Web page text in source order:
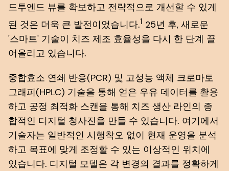
드투엔드 뷰를 확보하고 전략적으로 개선할 수 있게
된 것은 더욱 큰 발전이었습니다.1 25년 후, 새로운
'스마트' 기술이 치즈 제조 효율성을 다시 한 단계 끌
어올리고 있습니다.
중합효소 연쇄 반응(PCR) 및 고성능 액체 크로마토
그래피(HPLC) 기술을 통해 얻은 우유 데이터를 활용
하고 공정 최적화 스캔을 통해 치즈 생산 라인의 종
합적인 디지털 청사진을 만들 수 있습니다. 여기에서
기술자는 일반적인 시행착오 없이 현재 운영을 분석
하고 목표에 맞게 조정할 수 있는 이상적인 위치에
있습니다. 디지털 모델은 각 변경의 결과를 정확하게